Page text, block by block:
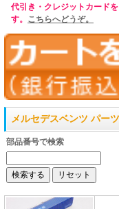
代引き・クレジットカード
す。 こちらへどうぞ。
メルセデスベンツ パー
部品番号で検索